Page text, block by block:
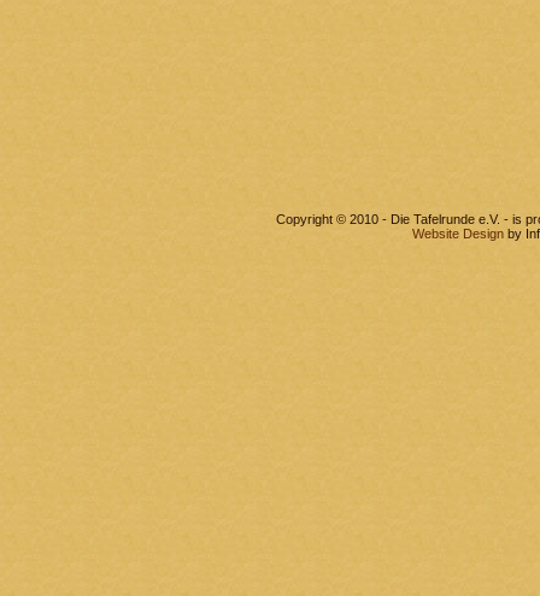
Copyright © 2010 - Die Tafelrunde e.V. - is
Website Design by